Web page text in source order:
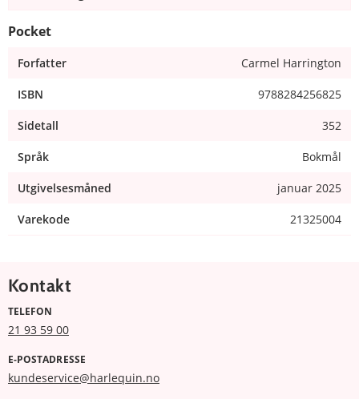
Pocket
Forfatter Carmel Harrington
ISBN 9788284256825
Sidetall 352
Språk Bokmål
Utgivelsesmåned januar 2025
Varekode 21325004
Kontakt
TELEFON
21 93 59 00
E-POSTADRESSE
kundeservice@harlequin.no